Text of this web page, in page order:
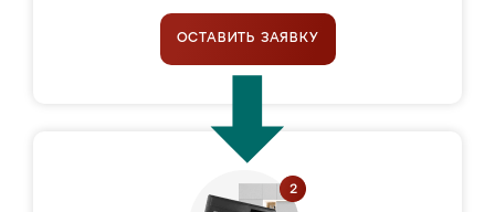
ОСТАВИТЬ ЗАЯВКУ